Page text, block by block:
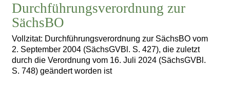
Durchführungsverordnung zur
SächsBO
Vollzitat: Durchführungsverordnung zur SächsBO vom
2. September 2004 (SächsGVBl. S. 427), die zuletzt
durch die Verordnung vom 16. Juli 2024 (SächsGVBl.
S. 748) geändert worden ist